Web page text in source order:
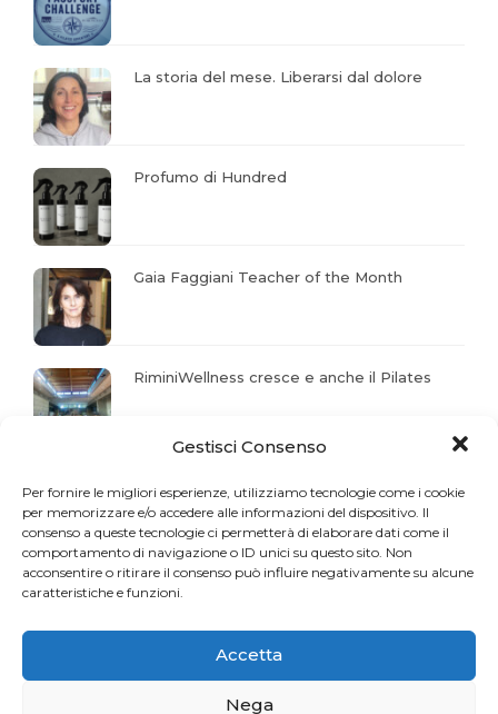
Gestisci Consenso
Per fornire le migliori esperienze, utilizziamo tecnologie come i cookie
per memorizzare e/o accedere alle informazioni del dispositivo. Il
consenso a queste tecnologie ci permetterà di elaborare dati come il
comportamento di navigazione o ID unici su questo sito. Non
acconsentire o ritirare il consenso può influire negativamente su alcune
caratteristiche e funzioni.
Accetta
Nega
La storia del mese. Liberarsi dal dolore
Profumo di Hundred
Gaia Faggiani Teacher of the Month
RiminiWellness cresce e anche il Pilates